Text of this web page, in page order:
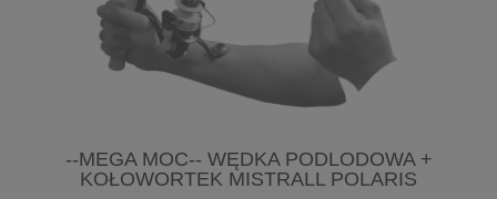
--MEGA MOC-- WĘDKA PODLODOWA +
KOŁOWORTEK MISTRALL POLARIS